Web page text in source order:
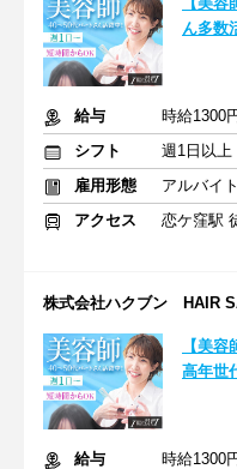
ん多数
給与
時給1300
シフト
雇用形態
アルバイ
アクセス
恋ケ窪駅
株式会社ハクブン HAIR
【美
高年世
給与
時給1300